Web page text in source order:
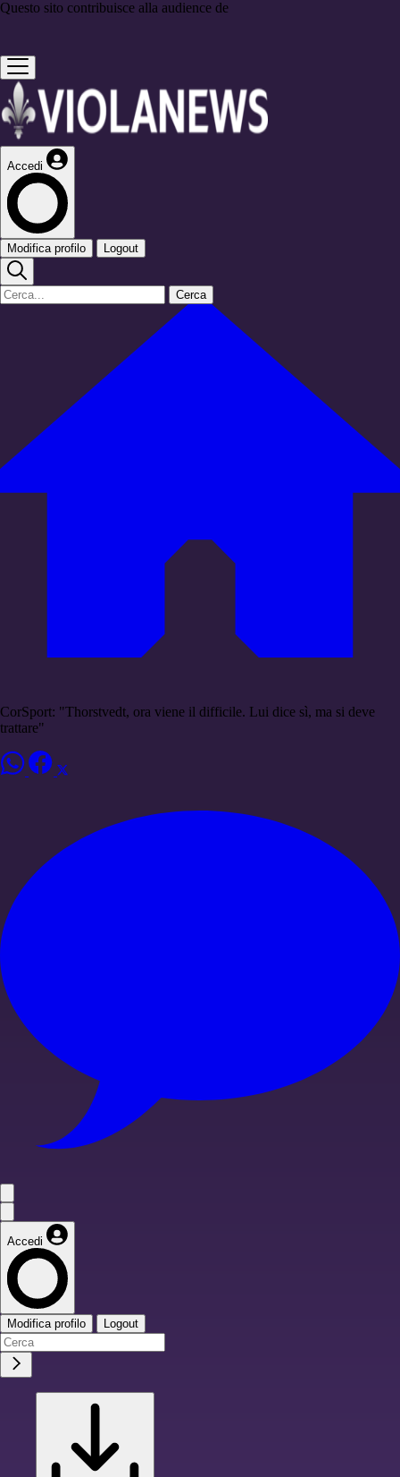
Questo sito contribuisce alla audience de
Accedi
Modifica profilo Logout
Cerca
CorSport: "Thorstvedt, ora viene il difficile. Lui dice sì, ma si deve
trattare"
Accedi
Modifica profilo Logout